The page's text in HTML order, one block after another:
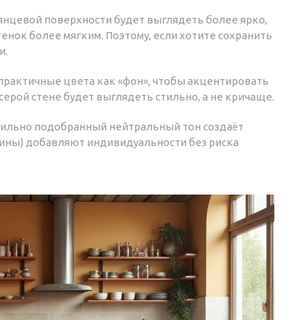
поверхности будет выглядеть более ярко,
более мягким. Поэтому, если хотите сохранить
цвета как «фон», чтобы акцентировать
стене будет выглядеть стильно, а не кричаще.
подобранный нейтральный тон создаёт
добавляют индивидуальности без риска